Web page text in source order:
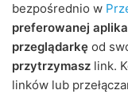
bezpośrednio w
preferowanej
przeglądarkę od
przytrzymasz link.
linków lub